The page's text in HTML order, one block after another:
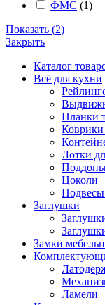
ФМС (1)
Показать (2)
Закрыть
Каталог
Всё для кухни
Планки
Лотки
Цоколи
Заглушки
Замки
Ламели